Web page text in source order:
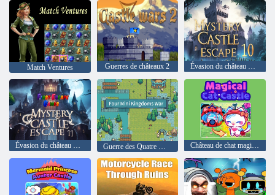
Match Ventures Guerres de châteaux 2 Évasion du château mystérieux 10
Évasion du château mystérieux 11 Château de chat magique